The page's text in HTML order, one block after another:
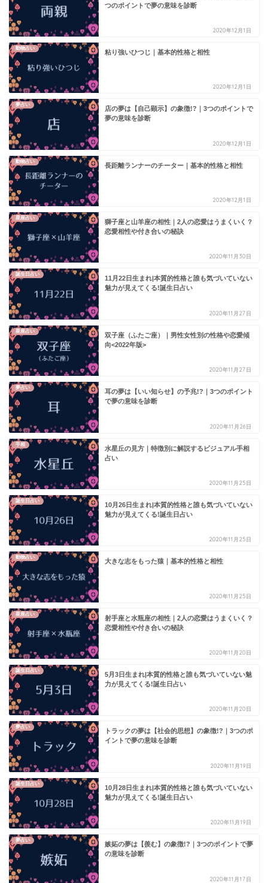
つのポイントで夢の意味を診断
2020年12月1日
動物占い
粘り強いひつじ｜基本的性格と相性
2020年12月1日
夢占い
店の夢は【自己顕示】の象徴!?｜3つのポイントで
夢の意味を診断
2020年12月1日
動物占い
長距離ランナーのチーター｜基本的性格と相性
2020年12月1日
星座占い
獅子座と山羊座の相性｜2人の恋愛はうまくいく？
恋愛相性や付き合いの秘訣
2020年11月30日
誕生日占い
11月22日生まれ|本質的性格と誰も気づいていない
魅力が見えてくる!誕生日占い
2020年11月27日
星座占い
双子座（ふたご座）｜男性女性別の性格や恋愛傾
向<2022年版>
2020年11月27日
夢占い
耳の夢は【いい知らせ】の予兆!?｜3つのポイント
で夢の意味を診断
2020年11月26日
手相
水星丘の見方｜特徴別に解説するビジュアル手相
占い
2020年11月25日
誕生日占い
10月26日生まれ|本質的性格と誰も気づいていない
魅力が見えてくる!誕生日占い
2020年11月25日
動物占い
大きな志をもった猿｜基本的性格と相性
2020年11月25日
星座占い
射手座と水瓶座の相性｜2人の恋愛はうまくいく？
恋愛相性や付き合いの秘訣
2020年11月20日
誕生日占い
5月3日生まれ|本質的性格と誰も気づいていない魅
力が見えてくる!誕生日占い
2020年11月20日
夢占い
トラックの夢は【社会的思想】の象徴!?｜3つのポ
イントで夢の意味を診断
2020年11月19日
誕生日占い
10月28日生まれ|本質的性格と誰も気づいていない
魅力が見えてくる!誕生日占い
2020年11月19日
夢占い
嫉妬の夢は【羨む】の象徴!?｜3つのポイントで夢
の意味を診断
2020年11月17日